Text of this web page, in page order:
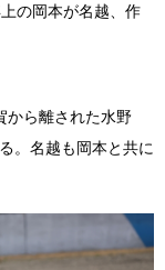
の岡本が名越、作
から離された水野
。名越も岡本と共に